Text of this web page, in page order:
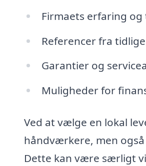
Firmaets erfaring
Referencer fra
Garantier og
Muligheder for
Ved at vælge en lokal
håndværkere, men
Dette kan være særligt